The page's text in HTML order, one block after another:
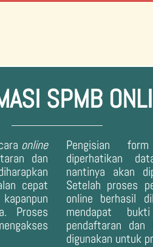
SPMB
online
dan
cepat
Proses
Pengisian
diperhatikan
nantinya akan
Setelah proses
online berhasil
mendapat
pendaftaran
digunakan untuk